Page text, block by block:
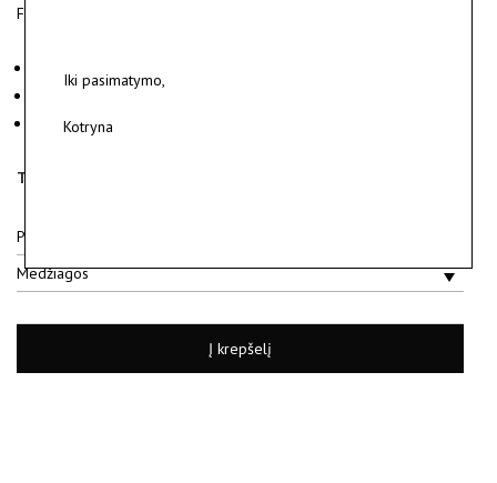
Faktūruoto matinio sidabro auskarai.
Svoris ~ 6.6 g.
Parduodami poroje.
Turime pagamintus.
Pristatymas
Medžiagos
Į krepšelį
Iki pasimatymo,
Kotryna